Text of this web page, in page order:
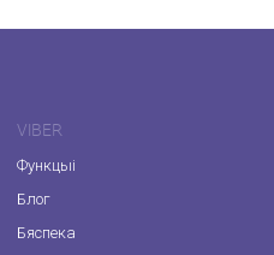
VIBER
Функцыі
Блог
Бяспека